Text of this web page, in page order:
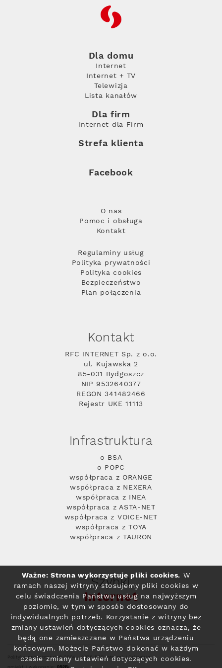
RFC
Dla domu
Internet
Internet + TV
Telewizja
Lista kanałów
Dla firm
Internet dla Firm
Strefa klienta
Facebook
O nas
Pomoc i obsługa
Kontakt
Regulaminy usług
Polityka prywatności
Polityka cookies
Bezpieczeństwo
Plan połączenia
Kontakt
RFC INTERNET Sp. z o.o.
ul. Kujawska 2
85-031 Bydgoszcz
NIP 9532640377
REGON 341482466
Rejestr UKE 11113
Infrastruktura
o BSA
o POPC
współpraca z ORANGE
współpraca z NEXERA
współpraca z INEA
współpraca z ASTA-NET
współpraca z VOICE-NET
współpraca z TOYA
współpraca z TAURON
Szybki
Internet
Polityka prywatności© 2004 - 2026 RFC Internet i Telewizja
Ważne: Strona wykorzystuje pliki cookies. W
ramach naszej witryny stosujemy pliki cookies w
celu świadczenia Państwu usług na najwyższym
poziomie, w tym w sposób dostosowany do
indywidualnych potrzeb. Korzystanie z witryny bez
zmiany ustawień dotyczących cookies oznacza, że
będą one zamieszczane w Państwa urządzeniu
końcowym. Możecie Państwo dokonać w każdym
czasie zmiany ustawień dotyczących cookies.